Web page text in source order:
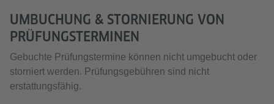
UMBUCHUNG & STORNIERUNG VON
PRÜFUNGSTERMINEN
Gebuchte Prüfungstermine können nicht umgebucht oder
storniert werden. Prüfungsgebühren sind nicht
erstattungsfähig.